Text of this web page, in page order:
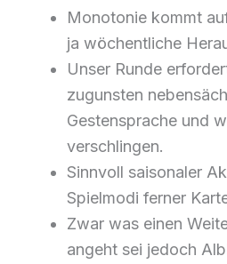
Monotonie kommt
ja wöchentliche
Unser Runde
zugunsten
Gestensprache und
verschlingen.
Sinnvoll saisonaler
Spielmodi ferner
Zwar was einen
angeht sei jedoch